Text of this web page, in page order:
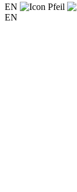
EN
EN